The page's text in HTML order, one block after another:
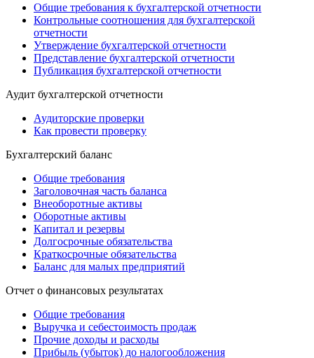
Общие требования к бухгалтерской отчетности
Контрольные соотношения для бухгалтерской
отчетности
Утверждение бухгалтерской отчетности
Представление бухгалтерской отчетности
Публикация бухгалтерской отчетности
Аудит бухгалтерской отчетности
Аудиторские проверки
Как провести проверку
Бухгалтерский баланс
Общие требования
Заголовочная часть баланса
Внеоборотные активы
Оборотные активы
Капитал и резервы
Долгосрочные обязательства
Краткосрочные обязательства
Баланс для малых предприятий
Отчет о финансовых результатах
Общие требования
Выручка и себестоимость продаж
Прочие доходы и расходы
Прибыль (убыток) до налогообложения